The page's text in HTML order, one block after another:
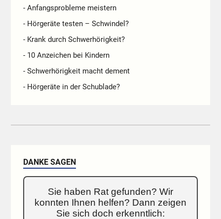
- Anfangsprobleme meistern
- Hörgeräte testen – Schwindel?
- Krank durch Schwerhörigkeit?
- 10 Anzeichen bei Kindern
- Schwerhörigkeit macht dement
- Hörgeräte in der Schublade?
DANKE SAGEN
Sie haben Rat gefunden? Wir
konnten Ihnen helfen? Dann zeigen
Sie sich doch erkenntlich: